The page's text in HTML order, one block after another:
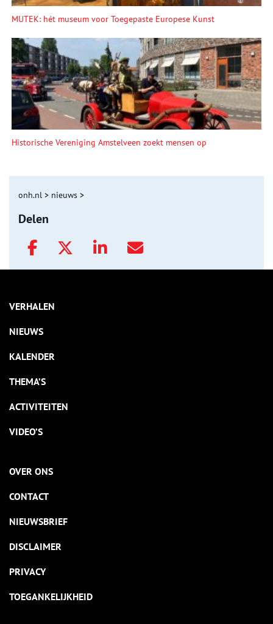
MUTEK: hét museum voor Toegepaste Europese Kunst
Historische Vereniging Amstelveen zoekt mensen op
onh.nl > nieuws >
Delen
VERHALEN
NIEUWS
KALENDER
THEMA’S
ACTIVITEITEN
VIDEO’S
OVER ONS
CONTACT
NIEUWSBRIEF
DISCLAIMER
PRIVACY
TOEGANKELIJKHEID